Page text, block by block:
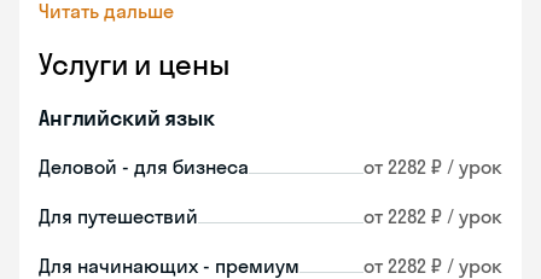
Читать дальше
Услуги и цены
Английский язык
Деловой - для бизнеса от 2282 ₽ / урок
Для путешествий от 2282 ₽ / урок
Для начинающих - премиум от 2282 ₽ / урок